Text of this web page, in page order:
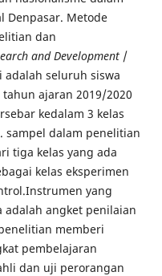
Denpasar. Metode
dan
and Development /
adalah seluruh siswa
tahun ajaran 2019/2020
kedalam 3 kelas
sampel dalam penelitian
tiga kelas yang ada
kelas eksperimen
yang
angket penilaian
memberi
pembelajaran
dan uji perorangan